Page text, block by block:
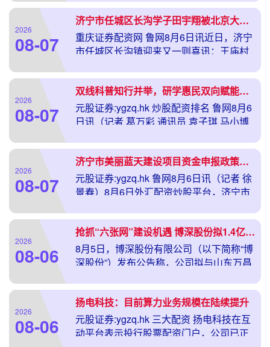
实现企业在综保区内直接办理TIR报关手
续，这
2026
08-07
济宁市任城区长沟学子田宇翔被北京大学录取——从运河岸边到未名湖畔，乡土尊师重教之风再结硕果
重庆证券配资网 鲁网8月6日讯近日，济宁
市任城区长沟镇迎来又一则喜讯：王庙村
将踏上前往燕园的求学之旅。这是继去年
李晨阳、徐靖
2026
08-07
双线科普知行并举，研学惠民双向赋能——青岛大学学子构建内外双轨实践模式开展莱西“三下乡”
元股证券:ygzq.hk 炒股配资排名 鲁网8月6
日讯（记者 葛万彩 通讯员 袁子琪 马小博
社会实践部署外汇配资交易门
2026
08-07
济宁市美丽蓝天建设项目资金申报政策解读新闻发布会召开
元股证券:ygzq.hk 鲁网8月6日讯（记者 徐
景春）8月6日外汇配资炒股平台，济宁市
发布会召开，相关部门负责人介绍情况，
2026
08-06
抢抓“六张网”建设机遇 博深股份拟1.4亿元参设合资公司开展防腐保温管道相关业务
8月5日，博深股份有限公司（以下简称“博
深股份”）发布公告称，公司拟与山东万昌
共同出资设立合资公司，并收购万昌舜及
其关联
2026
08-06
扬电科技：目前算力业务规模在陆续提升
元股证券:ygzq.hk 三大配资 扬电科技在互
动平台表示投行股票配资门户，公司已正